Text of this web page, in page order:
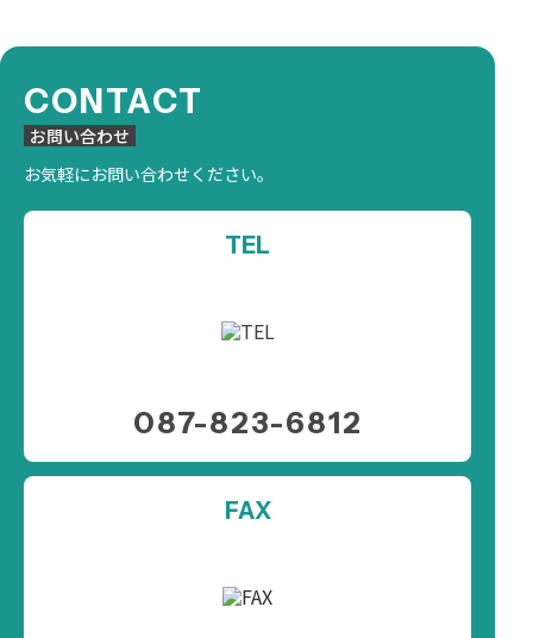
CONTACT
お問い合わせ
お気軽にお問い合わせください。
TEL
087-823-6812
FAX